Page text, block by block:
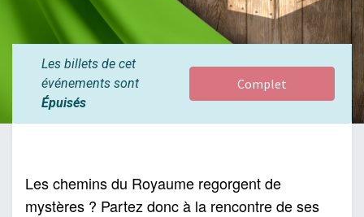
Les billets de cet
événements sont
Épuisés
Complet
Les chemins du Royaume regorgent de
mystères ? Partez donc à la rencontre de ses